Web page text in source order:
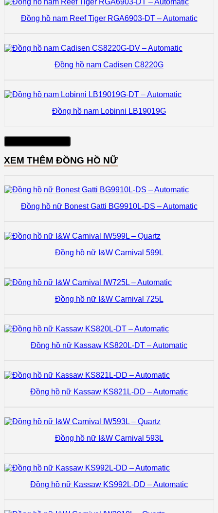
Đồng hồ nam Reef Tiger RGA6903-DT – Automatic
Đồng hồ nam Cadisen C8220G
Đồng hồ nam Lobinni LB19019G
XEM THÊM ĐỒNG HỒ NỮ
Đồng hồ nữ Bonest Gatti BG9910L-DS – Automatic
Đồng hồ nữ I&W Carnival 599L
Đồng hồ nữ I&W Carnival 725L
Đồng hồ nữ Kassaw KS820L-DT – Automatic
Đồng hồ nữ Kassaw KS821L-DD – Automatic
Đồng hồ nữ I&W Carnival 593L
Đồng hồ nữ Kassaw KS992L-DD – Automatic